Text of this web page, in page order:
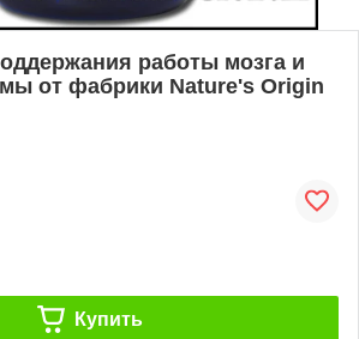
работы мозга и
от фабрики Nature's Origin
Купить